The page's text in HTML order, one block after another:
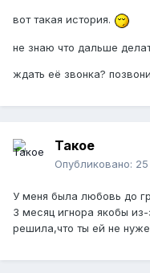
вот такая история.
не знаю что дальше
ждать её звонка?
Такое
Опубликовано:
У меня была любовь до
3 месяц игнора якобы
решила,что ты ей не